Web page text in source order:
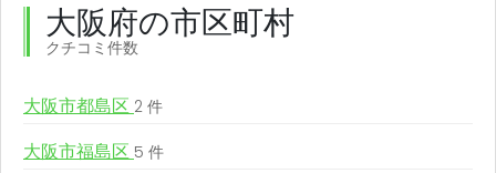
大阪府の市区町村
クチコミ件数
大阪市都島区 2 件
大阪市福島区 5 件